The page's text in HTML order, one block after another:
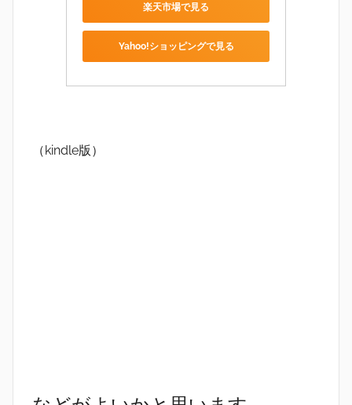
楽天市場で見る
Yahoo!ショッピングで見る
（kindle版）